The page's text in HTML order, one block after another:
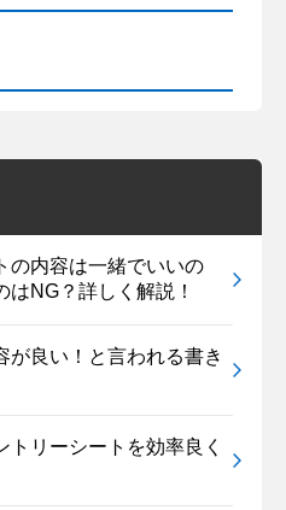
の内容は一緒でいいの
NG？詳しく解説！
が良い！と言われる書き
トリーシートを効率良く